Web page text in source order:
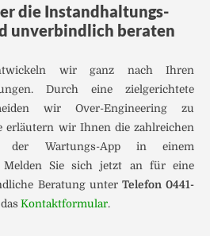
die Instandhaltungs-
unverbindlich beraten
wir ganz nach Ihren
Durch eine zielgerichtete
wir Over-Engineering zu
erläutern wir Ihnen die zahlreichen
der Wartungs-App in einem
Melden Sie sich jetzt an für eine
Beratung unter Telefon 0441-
Kontaktformular.